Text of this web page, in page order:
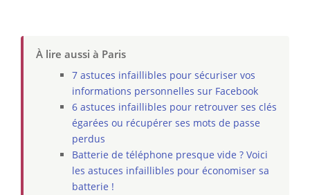
À lire aussi à Paris
7 astuces infaillibles pour sécuriser vos
informations personnelles sur Facebook
6 astuces infaillibles pour retrouver ses clés
égarées ou récupérer ses mots de passe
perdus
Batterie de téléphone presque vide ? Voici
les astuces infaillibles pour économiser sa
batterie !